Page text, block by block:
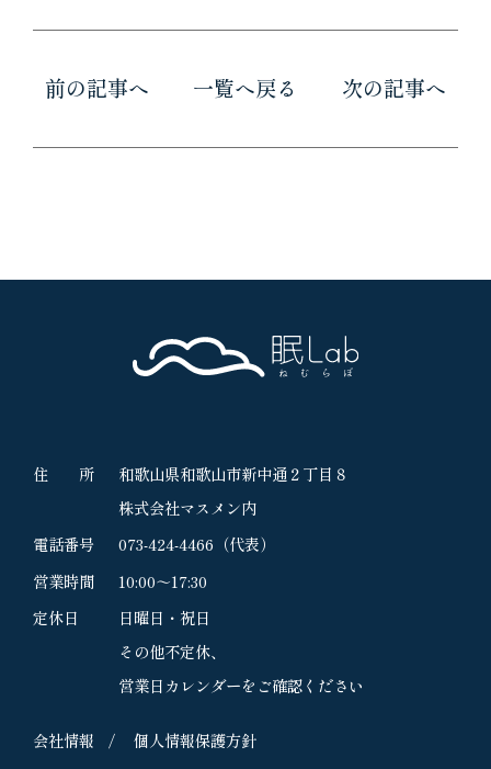
前の記事へ 一覧へ戻る 次の記事へ
住 所
和歌山県和歌山市新中通２丁目８
株式会社マスメン内
電話番号
073-424-4466 （代表）
営業時間
10:00～17:30
定休日
日曜日・祝日
その他不定休、
営業日カレンダーをご確認ください
会社情報 個人情報保護方針